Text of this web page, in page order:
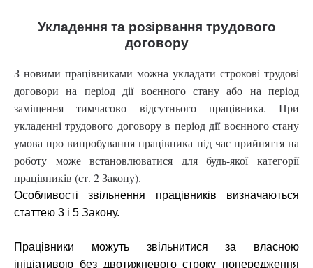
Укладення та розірвання трудового
договору
З новими працівниками можна укладати строкові трудові
договори на період дії воєнного стану або на період
заміщення тимчасово відсутнього працівника. При
укладенні трудового договору в період дії воєнного стану
умова про випробування працівника під час прийняття на
роботу може встановлюватися для будь-якої категорії
працівників (ст. 2 Закону).
Особливості звільнення працівників визначаються
статтею 3 і 5 Закону.
Працівники можуть звільнитися за власною
ініціативою без двотижневого строку попередження